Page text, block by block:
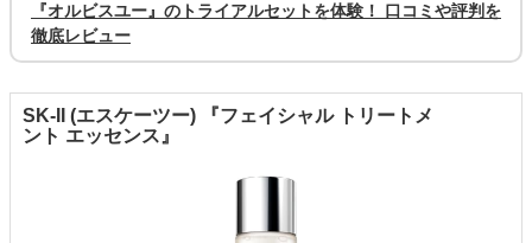
『オルビスユー』のトライアルセットを体験！ 口コミや評判を
徹底レビュー
SK-II (エスケーツー) 『フェイシャル トリートメ
ント エッセンス』